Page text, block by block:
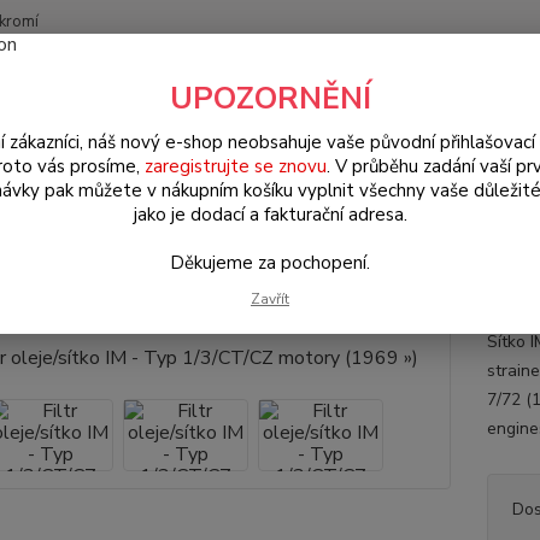
Hledat
Brouk Typ 1 (1938 » 03) Motory & díly (Engines & parts)
oleje/sítko IM - Typ 1/3/CT/CZ
Sítko
7/72
UPOZORNĚNÍ
zákazníci, náš nový e-shop neobsahuje vaše původní přihlašovací
vás prosíme, zaregistrujte se znovu. V průběhu zadání vaší
pak můžete v nákupním košíku vyplnit všechny vaše
jako je dodací a fakturační adresa.
Děkujeme za pochopení.
Zavřít